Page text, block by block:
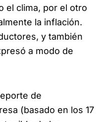
el clima, por el otro
la inflación.
y también
a modo de
de
(basado en los 17